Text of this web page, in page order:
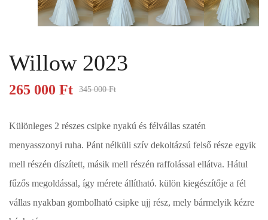
Willow 2023
345 000Ft
265 000 Ft
Különleges 2 részes csipke nyakú és félvállas szatén
menyasszonyi ruha. Pánt nélküli szív dekoltázsú felső része egyik
mell részén díszített, másik mell részén raffolással ellátva. Hátul
fűzős megoldással, így mérete állítható. külön kiegészítője a fél
vállas nyakban gombolható csipke ujj rész, mely bármelyik kézre